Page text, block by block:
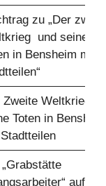
zu „Der
und seine
in Bensheim mit
Zweite Weltkrieg
Toten in
auf